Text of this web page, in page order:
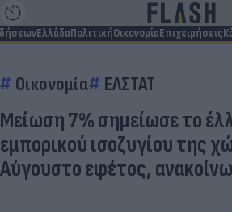
ΕλλάδαΠολιτικήΟικονομίαΕπιχειρήσεις
Οικονομία ΕΛΣΤΑΤ
Μείωση 7% σημείωσε το
εμπορικού ισοζυγίου της
Αύγουστο εφέτος,